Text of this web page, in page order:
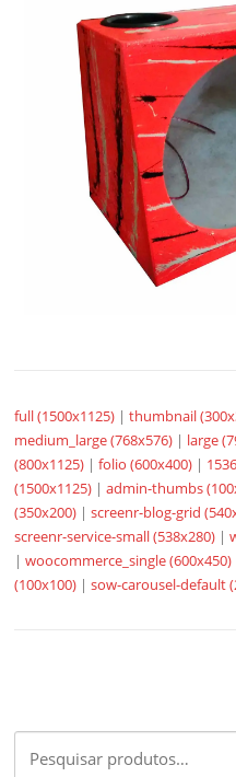
full (1500x1125) |thumbnail
medium_large (768x576) | large
(800x1125) |folio (600x400) |
(1500x1125) |admin-thumbs
(350x200) |screenr-blog-grid
screenr-service-small (538x280) |
|woocommerce_single (600x450)
(100x100) |sow-carousel-default
por: